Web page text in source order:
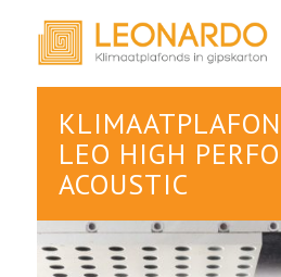
LEO HIGH
ACOUSTIC